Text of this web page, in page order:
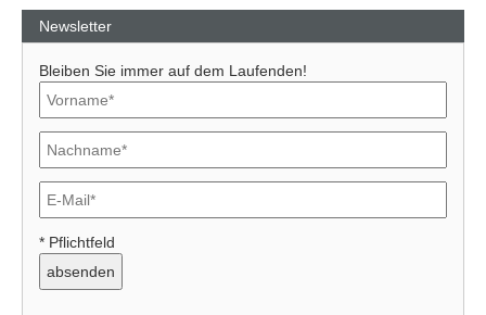
Previous
Newsletter
Bleiben Sie immer auf dem Laufenden!
* Pflichtfeld